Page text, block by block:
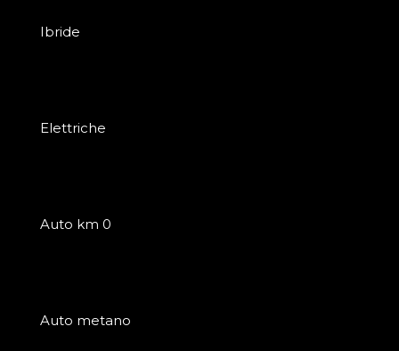
Ibride
Elettriche
Auto km 0
Auto metano